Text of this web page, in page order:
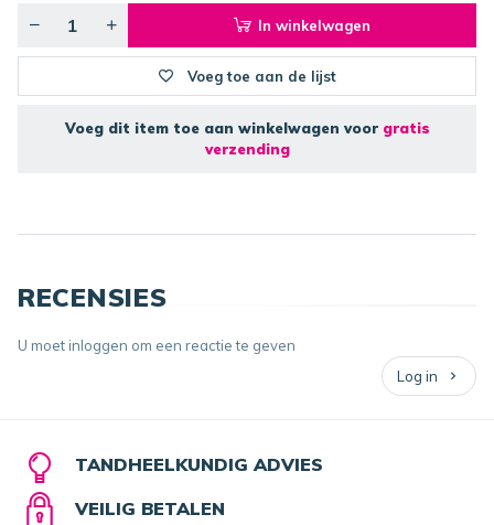
In winkelwagen
Voeg toe aan de lijst
Voeg dit item toe aan winkelwagen voor gratis
verzending
RECENSIES
U moet inloggen om een reactie te geven
Log in
TANDHEELKUNDIG ADVIES
VEILIG BETALEN